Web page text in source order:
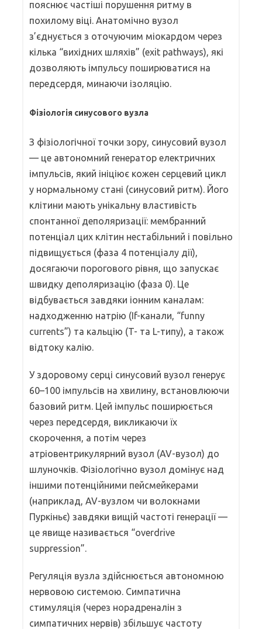
пояснює частіші порушення ритму в
похилому віці. Анатомічно вузол
з’єднується з оточуючим міокардом через
кілька “вихідних шляхів” (exit pathways), які
дозволяють імпульсу поширюватися на
передсердя, минаючи ізоляцію.
Фізіологія синусового вузла
З фізіологічної точки зору, синусовий вузол
— це автономний генератор електричних
імпульсів, який ініціює кожен серцевий цикл
у нормальному стані (синусовий ритм). Його
клітини мають унікальну властивість
спонтанної деполяризації: мембранний
потенціал цих клітин нестабільний і повільно
підвищується (фаза 4 потенціалу дії),
досягаючи порогового рівня, що запускає
швидку деполяризацію (фаза 0). Це
відбувається завдяки іонним каналам:
надходженню натрію (If-канали, “funny
currents”) та кальцію (T- та L-типу), а також
відтоку калію.
У здоровому серці синусовий вузол генерує
60–100 імпульсів на хвилину, встановлюючи
базовий ритм. Цей імпульс поширюється
через передсердя, викликаючи їх
скорочення, а потім через
атріовентрикулярний вузол (AV-вузол) до
шлуночків. Фізіологічно вузол домінує над
іншими потенційними пейсмейкерами
(наприклад, AV-вузлом чи волокнами
Пуркіньє) завдяки вищій частоті генерації —
це явище називається “overdrive
suppression”.
Регуляція вузла здійснюється автономною
нервовою системою. Симпатична
стимуляція (через норадреналін з
симпатичних нервів) збільшує частоту